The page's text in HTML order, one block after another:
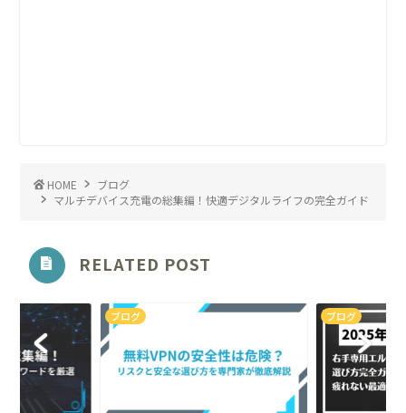
HOME
ブログ
マルチデバイス充電の総集編！快適デジタルライフの完全ガイド
RELATED POST
ブログ ブログ